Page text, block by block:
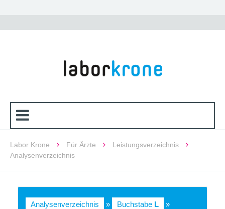
Labor Krone Für Ärzte
Leistungsverzeichnis
Analysenverzeichnis
Analysenverzeichnis » Buchstabe L »